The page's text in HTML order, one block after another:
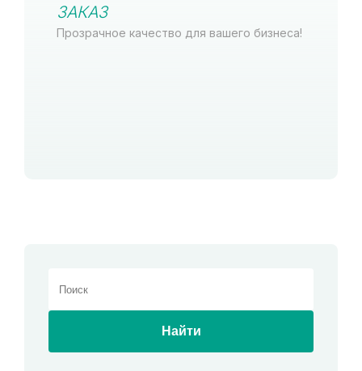
ЗАКАЗ
Прозрачное качество для вашего бизнеса!
Найти